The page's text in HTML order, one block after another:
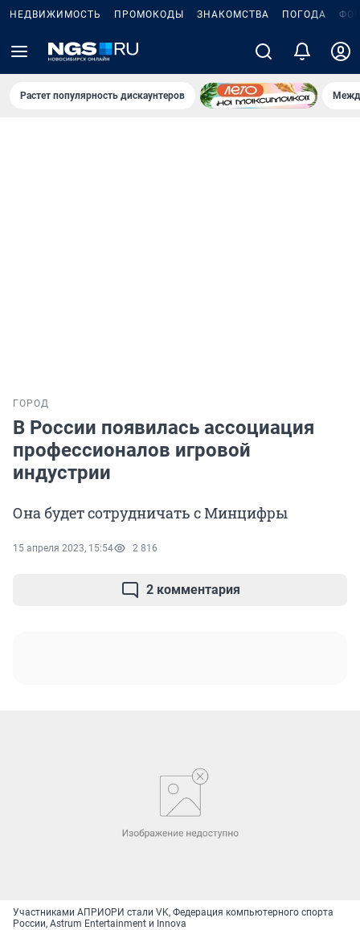
НЕДВИЖИМОСТЬ ПРОМОКОДЫ ЗНАКОМСТВА ПОГОДА
Растет популярность дискаунтеров
ГОРОД
В России появилась ассоциация
профессионалов игровой
индустрии
Она будет сотрудничать с Минцифры
15 апреля 2023, 15:54 2 816
2 комментария
Участниками АПРИОРИ стали VK, Федерация компьютерного спорта
России, Astrum Entertainment и Innova